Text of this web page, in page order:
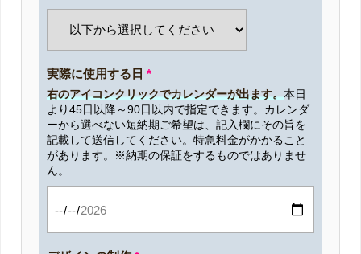
実際に使用する日 *
右のアイコンクリックでカレンダーが出ます。 本日
より45日以降～90日以内で指定できます。カレンダ
ーから選べない短納期ご希望は、記入欄にその旨を
記載して送信してください。特急料金がかかること
があります。※納期の保証をするものではありませ
ん。